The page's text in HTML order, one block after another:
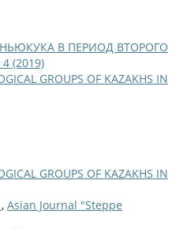
В ПЕРИОД ВТОРОГО
(2019)
GROUPS OF KAZAKHS IN
GROUPS OF KAZAKHS IN
, Asian Journal "Steppe